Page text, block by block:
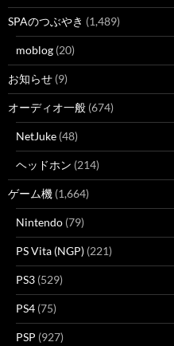
SPAのつぶやき (1,489)
moblog (20)
お知らせ (9)
オーディオ一般 (674)
NetJuke (48)
ヘッドホン (214)
ゲーム機 (1,664)
Nintendo (79)
PS Vita (NGP) (221)
PS3 (529)
PS4 (75)
PSP (927)